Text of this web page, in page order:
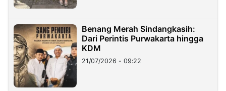
Benang Merah Sindangkasih:
Dari Perintis Purwakarta hingga
KDM
21/07/2026 - 09:22